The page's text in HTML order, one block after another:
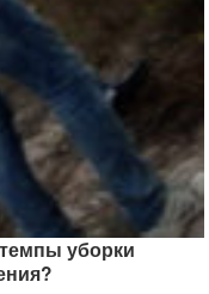
уборки